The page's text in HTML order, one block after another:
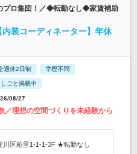
プロ集団！／◆転勤なし◆家賃補助
装コーディネーター】年休
週休2日制 学歴不問
ごと掲載中
08/27
／理想の空間づくりを未経験から
川区柏里1-1-1-3F ★転勤なし